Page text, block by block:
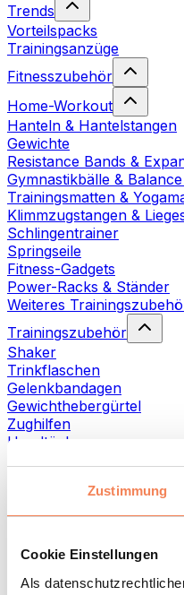
Zustimmung
Cookie Einstellungen
Als
Trends
Vorteilspacks
Trainingsanzüge
Fitnesszubehör
Home-Workout
Hanteln & Hantelstangen
Gewichte
Resistance Bands &
Gymnastikbälle &
Trainingsmatten &
Klimmzugstangen &
Schlingentrainer
Springseile
Fitness-Gadgets
Power-Racks & Ständer
Weiteres
Trainingszubehör
Shaker
Trinkflaschen
Gelenkbandagen
Gewichthebergürtel
Zughilfen
Handtücher
Faszien- und
Weitere